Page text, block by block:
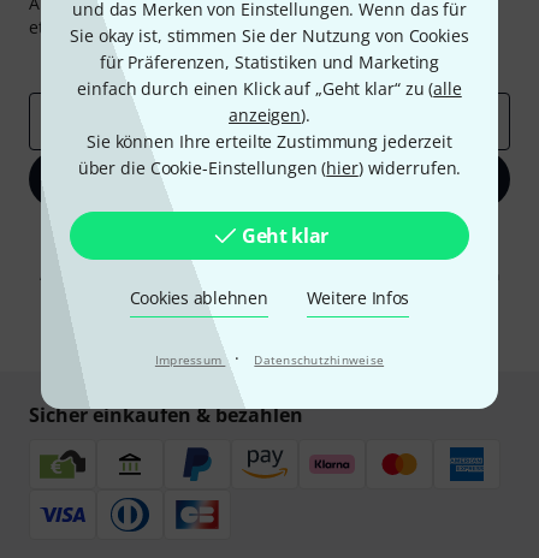
und das Merken von Einstellungen. Wenn das für
Sie okay ist, stimmen Sie der Nutzung von Cookies
für Präferenzen, Statistiken und Marketing
einfach durch einen Klick auf „Geht klar“ zu (alle
anzeigen).
Sie können Ihre erteilte Zustimmung jederzeit
über die Cookie-Einstellungen (hier) widerrufen.
Geht klar
Cookies ablehnen Weitere Infos
Impressum · Datenschutzhinweise
etwas Glück einen von 50 Gutscheinenüber jeweils50€
Inspirierende Beiträge
Deals Thomann Insights
E-Mail-Adresse
Jetzt anmelden
Mit Klick auf „Jetzt anmelden“ stimmen Sie dem Erhalt von E-Mail-
Werbung und einer Messung des E-Mail-Nutzungsverhaltens zu. Die
Abmeldung ist jederzeit möglich. Weitere Informationen finden Sie in
unserenDatenschutzhinweisen .
Sicher einkaufen & bezahlen